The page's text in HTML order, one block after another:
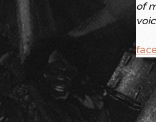
of